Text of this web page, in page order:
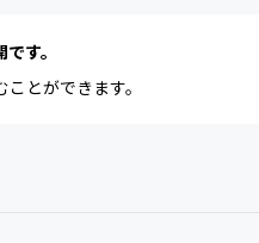
す。
とができます。